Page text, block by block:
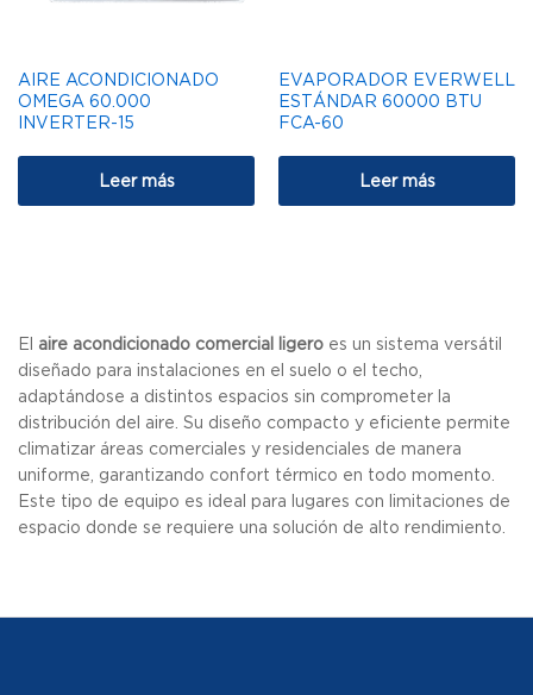
AIRE ACONDICIONADO
OMEGA 60.000
INVERTER-15
Leer más
EVAPORADOR EVERWELL
ESTÁNDAR 60000 BTU
FCA-60
Leer más
El aire acondicionado comercial ligero es un sistema versátil
diseñado para instalaciones en el suelo o el techo,
adaptándose a distintos espacios sin comprometer la
distribución del aire. Su diseño compacto y eficiente permite
climatizar áreas comerciales y residenciales de manera
uniforme, garantizando confort térmico en todo momento.
Este tipo de equipo es ideal para lugares con limitaciones de
espacio donde se requiere una solución de alto rendimiento.